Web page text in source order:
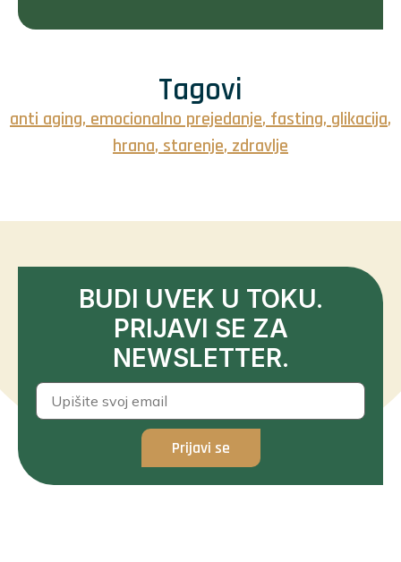
Tagovi
anti aging,emocionalno prejedanje,fasting,glikacija,
hrana,starenje,zdravlje
BUDI UVEK U TOKU.
PRIJAVI SE ZA
NEWSLETTER.
Prijavi se